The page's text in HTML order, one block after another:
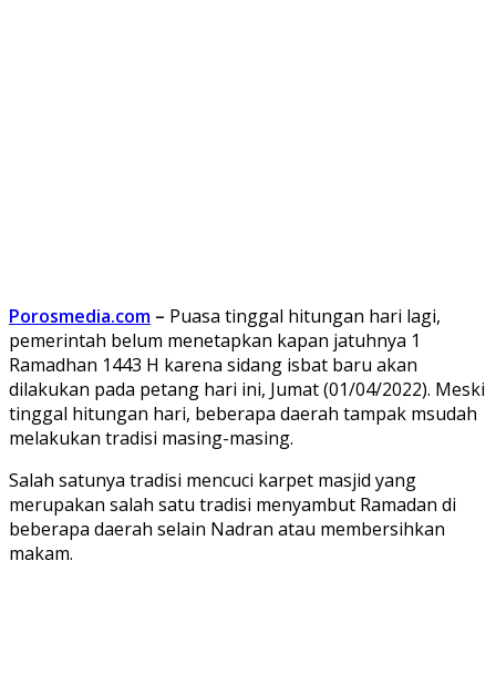
Porosmedia.com – Puasa tinggal hitungan hari lagi,
pemerintah belum menetapkan kapan jatuhnya 1
Ramadhan 1443 H karena sidang isbat baru akan
dilakukan pada petang hari ini, Jumat (01/04/2022). Meski
tinggal hitungan hari, beberapa daerah tampak msudah
melakukan tradisi masing-masing.
Salah satunya tradisi mencuci karpet masjid yang
merupakan salah satu tradisi menyambut Ramadan di
beberapa daerah selain Nadran atau membersihkan
makam.